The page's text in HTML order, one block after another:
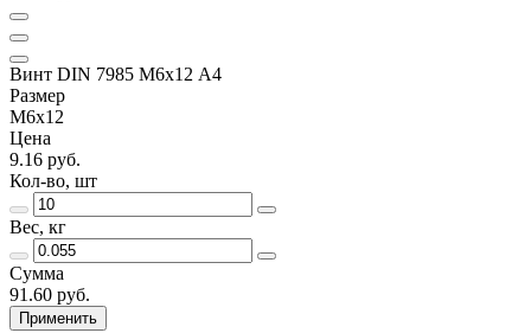
Винт DIN 7985 М6х12 A4
Размер
М6х12
Цена
9.16 руб.
Кол-во, шт
Вес, кг
Сумма
91.60 руб.
Применить